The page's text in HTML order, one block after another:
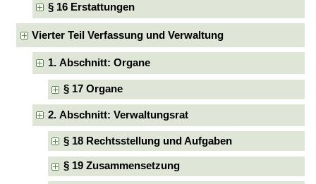
§ 16 Erstattungen
Vierter Teil Verfassung und Verwaltung
1. Abschnitt: Organe
§ 17 Organe
2. Abschnitt: Verwaltungsrat
§ 18 Rechtsstellung und Aufgaben
§ 19 Zusammensetzung